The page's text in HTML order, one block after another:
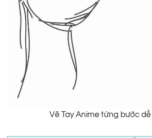
Vẽ Tay Anime từng bước dễ